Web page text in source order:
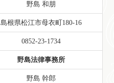
野島 和朋
島根県松江市母衣町180-16
0852-23-1734
野島法律事務所
野島 幹郎